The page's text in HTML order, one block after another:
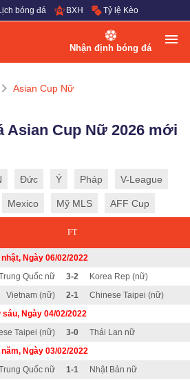
bóng đá BXH Tỷ lệ Kèo
Nhận định bóng đá
Asian Cup Nữ
Asian Cup Nữ 2026 mới
Đức Ý Pháp V-League
Mexico Mỹ MLS AFF Cup
FT
Ngày 06/02/2022
Quốc nữ 3-2
Korea Rep (nữ)
Vietnam (nữ) 2-1
Chinese Taipei (nữ)
sáu, Ngày 04/02/2022
Taipei (nữ) 3-0
Thái Lan nữ
Ngày 03/02/2022
Quốc nữ 1-1
Nhật Bản nữ